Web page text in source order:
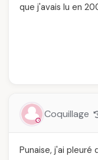
que j'avais lu en
Coquillage
Punaise, j'ai pleuré